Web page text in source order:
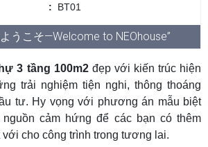
BT01
うこそ—Welcome to NEOhouse”
3 tầng 100m2đẹp với kiến trúc hiện
trải nghiệm tiện nghi, thông thoáng
tư. Hy vọng với phương án mẫu biệt
cảm hứng để các bạn có thêm
cho công trình trong tương lai.